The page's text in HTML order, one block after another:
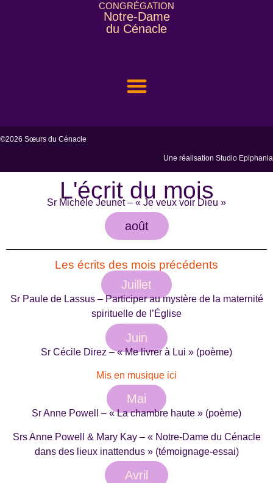
CONGRÉGATION
Notre-Dame
du Cénacle
©2026 Sœurs du Cénacle
Une réalisation Studio Epiphania
L'écrit du mois
Sr Michèle Jeunet – « Je veux voir Dieu »
août
Les écrits des mois précédents
Juillet
Sr Paule de Lassus – Participer au mystère de la maternité
spirituelle de l’Église
Juin
Sr Cécile Direz – « Me livrer à Lui » (poème)
Mis en musique ici
Mai
Sr Anne Powell – « La chambre haute » (poème)
Srs Anne Powell & Mary Kay – « Notre-Dame du Cénacle
dans des lieux inattendus » (témoignage-essai)
Avril